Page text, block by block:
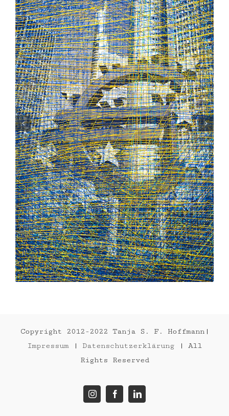
Copyright 2012-2022 Tanja S. F. Hoffmann|
Impressum| Datenschutzerklärung | All
Rights Reserved
InstagramFacebookLinkedIn